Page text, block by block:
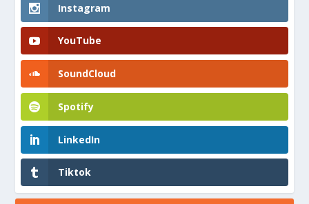
Instagram
YouTube
SoundCloud
Spotify
LinkedIn
Tiktok